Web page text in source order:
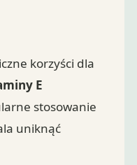
korzyści dla
E
stosowanie
uniknąć